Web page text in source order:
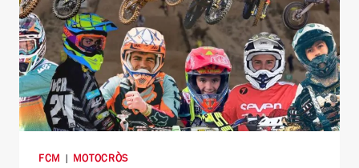
FCM | MOTOCRÒS